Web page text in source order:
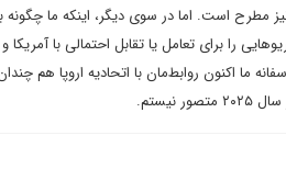
است. اما در سوی دیگر، اینکه ما چگونه
را برای تعامل یا تقابل احتمالی با آمریکا
ما اکنون روابط‌مان با اتحادیه اروپا هم